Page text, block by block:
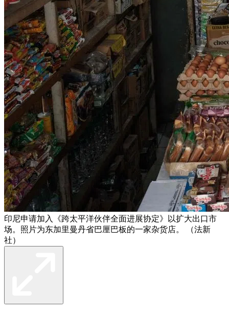
印尼申请加入《跨太平洋伙伴全面进展协定》以扩大出口市
场。照片为东加里曼丹省巴厘巴板的一家杂货店。 （法新
社）